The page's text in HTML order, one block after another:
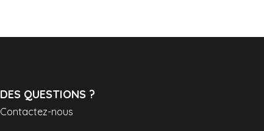
DES QUESTIONS ?
Contactez-nous